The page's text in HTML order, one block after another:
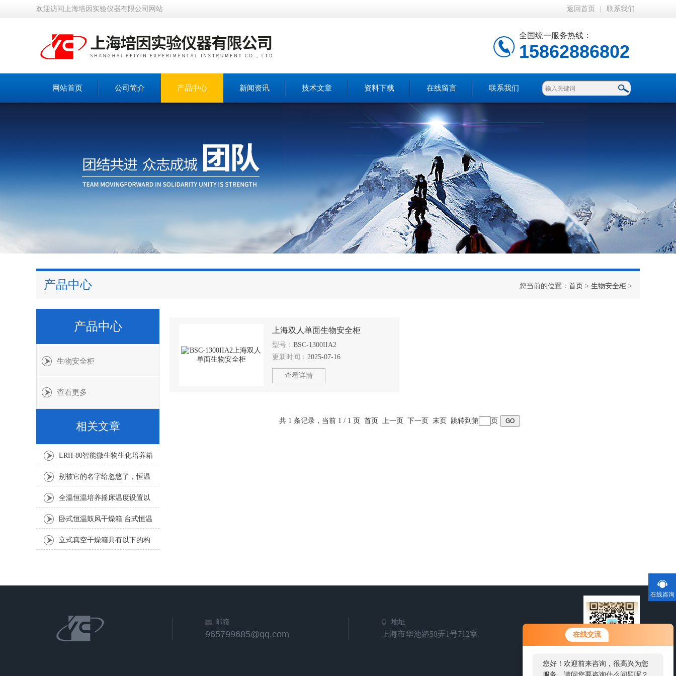
在线交流
您好！欢迎前来咨询，很高兴为您
欢迎访问上海培因实验仪器有限公司网站 返回首页 联系我们
全国统一服务热线：
15862886802
网站首页 公司简介 产品中心 新闻资讯 技术文章 资料下载 在线留言 联系我们
产品中心 您当前的位置： 首页 > 生物安全柜 >
产品中心
生物安全柜
查看更多
相关文章
LRH-80智能微生物生化培养箱
别被它的名字给忽悠了，恒温
隔水式培养箱可不能离水使用
全温恒温培养摇床温度设置以
及修正方法
卧式恒温鼓风干燥箱 台式恒温
烤箱 台式烘箱
立式真空干燥箱具有以下的构
上海双人单面生物安全柜
型号： BSC-1300IIA2
更新时间： 2025-07-16
查看详情
共 1 条记录，当前 1 / 1 页 首页 上一页 下一页 末页 跳转到第 页
邮箱
965799685@qq.com
地址
上海市华池路58弄1号712室
扫一扫，关注我们
在线咨询